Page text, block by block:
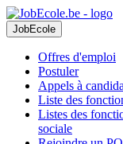
JobEcole
Offres d'emploi
Postuler
Appels à
Liste des
Listes des
sociale